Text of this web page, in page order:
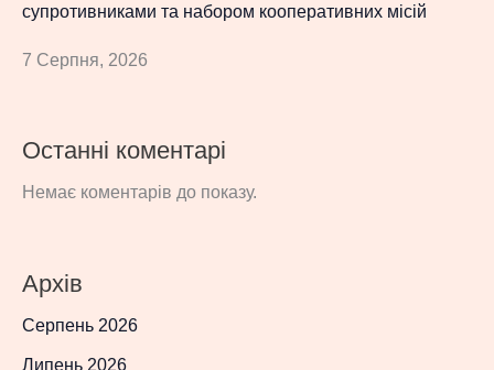
супротивниками та набором кооперативних місій
7 Серпня, 2026
Останні коментарі
Немає коментарів до показу.
Архів
Серпень 2026
Липень 2026